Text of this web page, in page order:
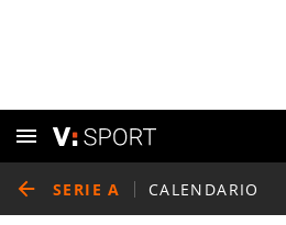
SERIE A CALENDARIO